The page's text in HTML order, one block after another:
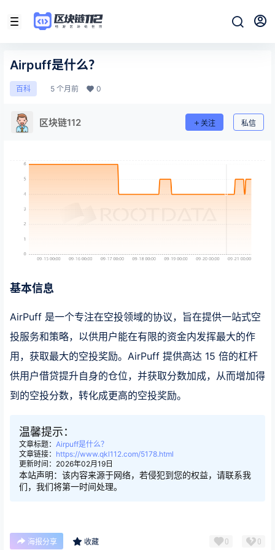
Airpuff是什么？
百科 5 个月前 0
区块链112 关注 私信
基本信息
AirPuff 是一个专注在空投领域的协议，旨在提供一站式空
投服务和策略，以供用户能在有限的资金内发挥最大的作
用，获取最大的空投奖励。AirPuff 提供高达 15 倍的杠杆
供用户借贷提升自身的仓位，并获取分数加成，从而增加得
到的空投分数，转化成更高的空投奖励。
温馨提示：
文章标题： Airpuff是什么？
文章链接： https://www.qkl112.com/5178.html
更新时间：2026年02月19日
本站声明：该内容来源于网络，若侵犯到您的权益，请联系我
们，我们将第一时间处理。
海报分享 收藏 0 0